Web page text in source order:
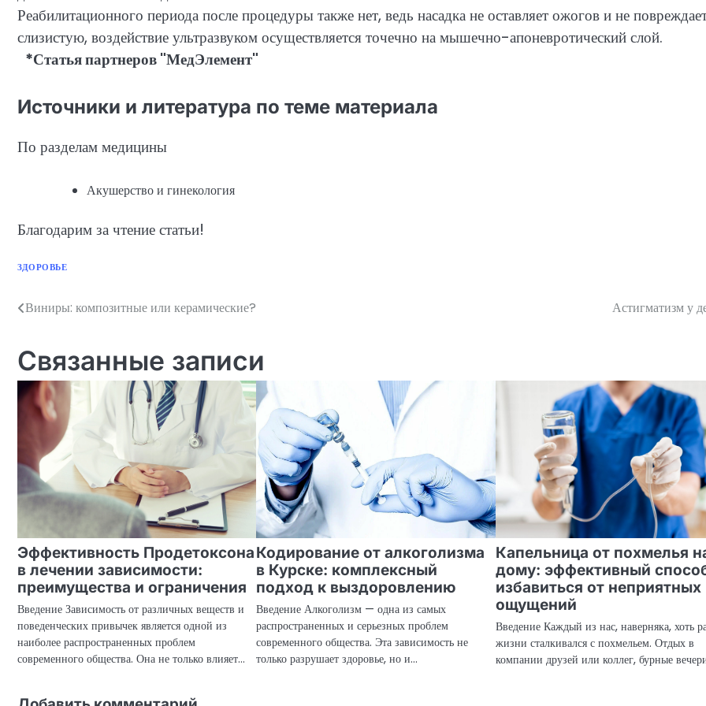
Реабилитационного периода после процедуры также нет, ведь насадка не оставляет ожогов и не
слизистую, воздействие ультразвуком осуществляется точечно на мышечно-апоневротический слой.
*Статья партнеров "МедЭлемент"
Источники и литература по теме материала
По разделам медицины
Акушерство и гинекология
Благодарим за чтение статьи!
ЗДОРОВЬЕ
Навигация
записям
Виниры: композитные или керамические? Астигматизм у
Связанные записи
Эффективность Продетоксона
в лечении зависимости:
преимущества и ограничения
Введение Зависимость от различных веществ и
поведенческих привычек является одной из
наиболее распространенных проблем
современного общества. Она не только влияет…
Кодирование от алкоголизма
в Курске: комплексный
подход к выздоровлению
Введение Алкоголизм — одна из самых
распространенных и серьезных проблем
современного общества. Эта зависимость не
только разрушает здоровье, но и…
Капельница от похмелья
дому: эффективный
избавиться от неприятных
ощущений
Введение Каждый из нас, наверняка, хоть
жизни сталкивался с похмельем. Отдых в
компании друзей или коллег, бурные